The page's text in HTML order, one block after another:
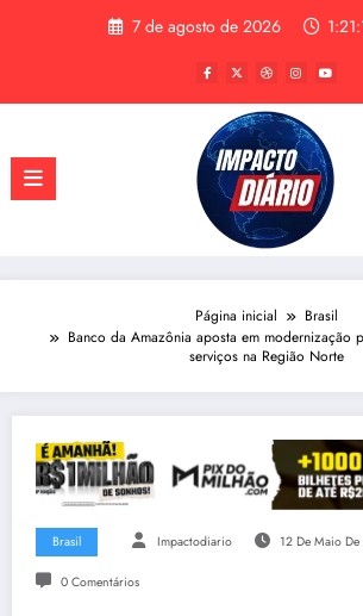
7 de agosto de 2026
Página inicial
Brasil
Banco da Amazônia aposta em modernização
serviços na Região Norte
Brasil Impactodiario 12 De Maio
0 Comentários